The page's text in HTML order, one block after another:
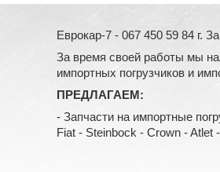
Еврокар-7 - 067 450 59 84 г.
За время своей работы мы
импортных погрузчиков и
ПРЕДЛАГАЕМ:
- Запчасти на импортные
Fiat - Steinbock - Crown - Atlet